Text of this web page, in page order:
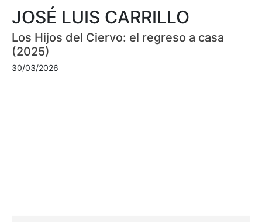
JOSÉ LUIS CARRILLO
Los Hijos del Ciervo: el regreso a casa
(2025)
30/03/2026